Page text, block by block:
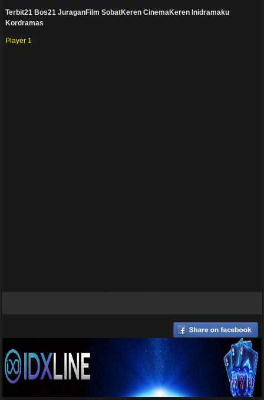
Terbit21 Bos21 JuraganFilm SobatKeren CinemaKeren Inidramaku
Kordramas
Player 1